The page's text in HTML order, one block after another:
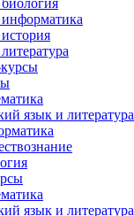
язык и литература
язык и литература